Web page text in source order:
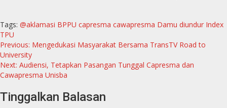
Tags: @aklamasi BPPU capresma cawapresma Damu diundur Index
TPU
Continue
Reading
Previous: Mengedukasi Masyarakat Bersama TransTV Road to
University
Next: Audiensi, Tetapkan Pasangan Tunggal Capresma dan
Cawapresma Unisba
Tinggalkan Balasan